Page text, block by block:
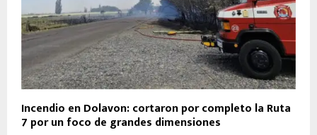
Incendio en Dolavon: cortaron por completo la Ruta
7 por un foco de grandes dimensiones